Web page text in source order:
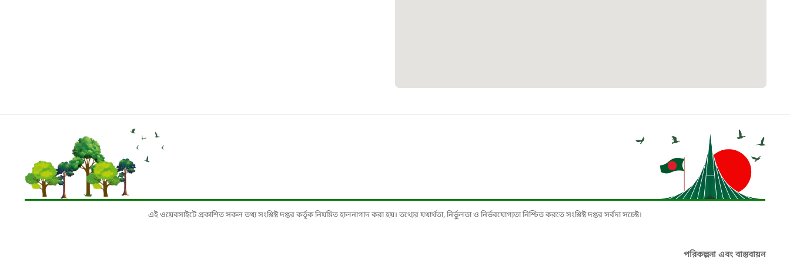
১৬১০৯
বাংলাদেশ কর্মচারী কল্যাণ বোর্ড হটলাইন
০১৯০৮৮৮৮৮৮৮
১৬১১৩
এই ওয়েবসাইটে প্রকাশিত সকল তথ্য সংশ্লিষ্ট দপ্তর কর্তৃক নিয়মিত হালনাগাদ করা হয়। তথ্যের যথার্থতা, নির্ভুলতা ও নির্ভরযোগ্যতা নিশ্চিত করতে সংশ্লিষ্ট দপ্তর সর্বদা সচেষ্ট।
পরিকল্পনা এবং বাস্তবায়ন